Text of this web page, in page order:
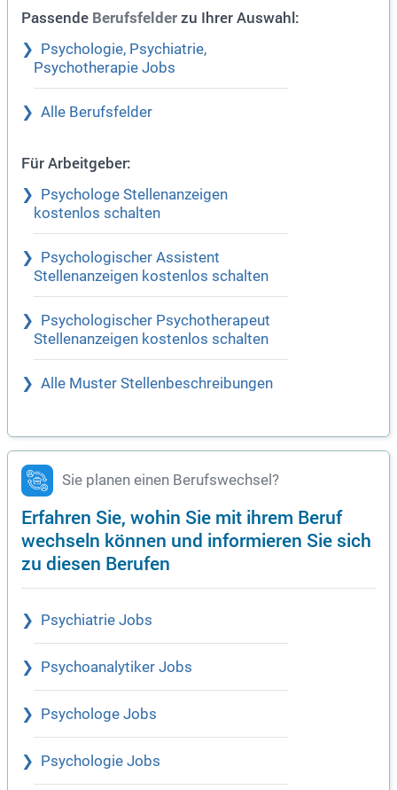
Passende Berufsfelder zu Ihrer Auswahl:
Psychologie, Psychiatrie,
Psychotherapie Jobs
Alle Berufsfelder
Für Arbeitgeber:
Psychologe Stellenanzeigen
kostenlos schalten
Psychologischer Assistent
Stellenanzeigen kostenlos schalten
Psychologischer Psychotherapeut
Stellenanzeigen kostenlos schalten
Alle Muster Stellenbeschreibungen
Sie planen einen Berufswechsel?
Erfahren Sie, wohin Sie mit ihrem Beruf
wechseln können und informieren Sie sich
zu diesen Berufen
Psychiatrie Jobs
Psychoanalytiker Jobs
Psychologe Jobs
Psychologie Jobs